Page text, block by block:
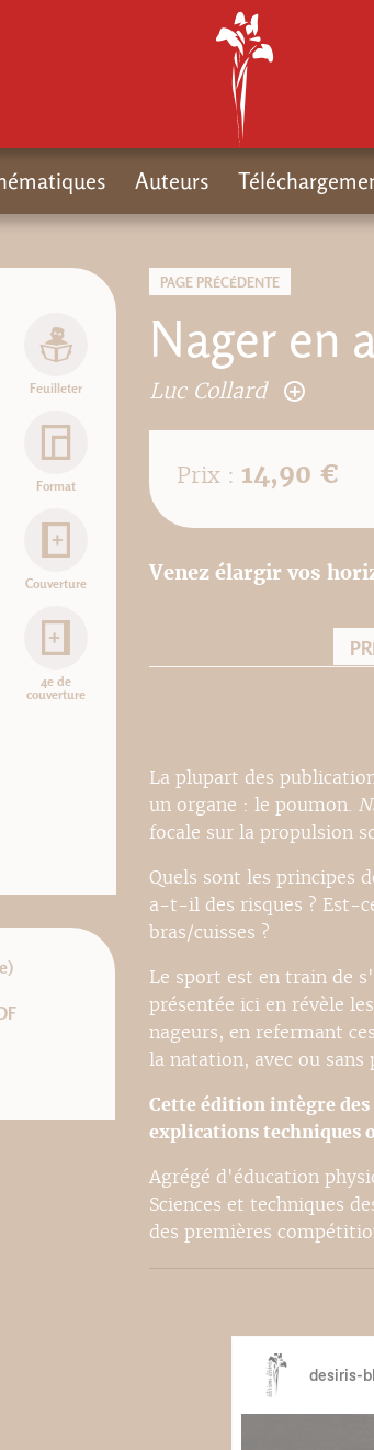
PAGE PRÉCÉDENTE
Nager en
Luc Collard
Feuilleter
Format
Couverture
4e de
couverture
Prix : 14,90 €
Venez élargir vos
La plupart des
un organe : le poumon.
focale sur la propulsion
Quels sont les principes
a-t-il des risques ? Est-
bras/cuisses ?
Le sport est en train de
présentée ici en révèle
nageurs, en refermant
la natation, avec ou sans
Cette édition intègre
explications techniques
Agrégé d'éducation
Sciences et techniques
des premières
Auteurs